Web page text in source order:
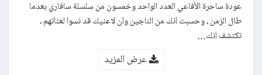
عودة ساحرة الأفاعي العدد الواحد وخمسون من سلسلة سافاري بعدما
طال الزمن ، وحسبت أنك من الناجين وأن لاعنيك قد نسوا لعناتهم ،
تكتشف أنك…
عرض المزيد